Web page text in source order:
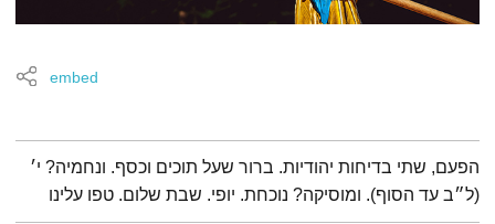
embed
תמצית הפודקאסט
הפעם, שתי בדיחות יהודיות. ברור שעל תוכים וכסף. ונחמיה? י׳
(ל״ב עד הסוף). ומוסיקה? נוכחת. יופי. שבת שלום. טפו עלינו